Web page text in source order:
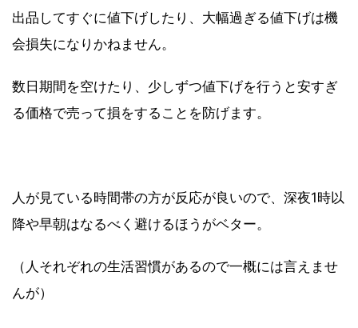
出品してすぐに値下げしたり、大幅過ぎる値下げは機
会損失になりかねません。
数日期間を空けたり、少しずつ値下げを行うと安すぎ
る価格で売って損をすることを防げます。
人が見ている時間帯の方が反応が良いので、深夜1時以
降や早朝はなるべく避けるほうがベター。
（人それぞれの生活習慣があるので一概には言えませ
んが）